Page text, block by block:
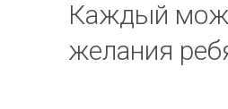
Каждый
желания